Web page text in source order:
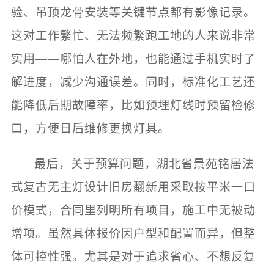
验、吊顶龙骨安装等关键节点都有影像记录。
这对工作繁忙、无法频繁跑工地的人来说非常
实用——哪怕人在外地，也能通过手机实时了
解进度，减少沟通误差。同时，标准化工艺还
能降低后期故障率，比如预埋灯线时预留检修
口，方便日后维修更换灯具。
最后，关于预算问题，湖北省景苑铭居法
式复古无主灯设计旧房翻新用采取按平米一口
价模式，合同里列明所有项目，施工中无被动
增项。虽然具体报价因户型和配置而异，但整
体可控性强。尤其是对于追求省心、不想反复